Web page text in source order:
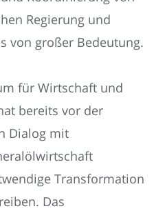
Regierung und
von großer Bedeutung.
für Wirtschaft und
bereits vor der
Dialog mit
Transformation
Das